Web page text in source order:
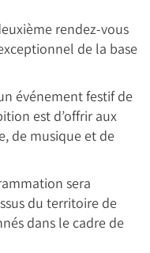
rendez-vous
de la base
événement festif de
est d’offrir aux
de musique et de
sera
du territoire de
dans le cadre de